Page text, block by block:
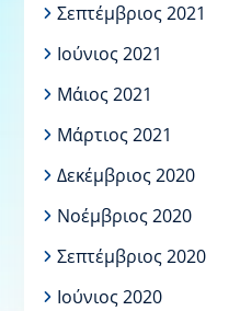
Σεπτέμβριος 2021
Ιούνιος 2021
Μάιος 2021
Μάρτιος 2021
Δεκέμβριος 2020
Νοέμβριος 2020
Σεπτέμβριος 2020
Ιούνιος 2020